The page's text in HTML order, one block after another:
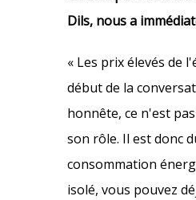
Dils, nous a
« Les prix élevés de
début de la
honnête, ce n'est
son rôle. Il est donc
consommation
isolé, vous pouvez